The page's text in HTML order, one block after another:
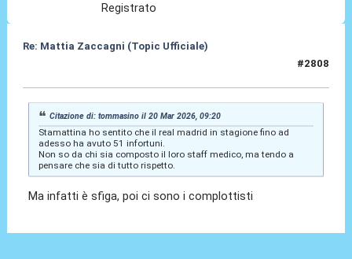
Registrato
Re: Mattia Zaccagni (Topic Ufficiale)
#2808
Citazione di: tommasino il 20 Mar 2026, 09:20
Stamattina ho sentito che il real madrid in stagione fino ad
adesso ha avuto 51 infortuni.
Non so da chi sia composto il loro staff medico, ma tendo a
pensare che sia di tutto rispetto.
Ma infatti è sfiga, poi ci sono i complottisti